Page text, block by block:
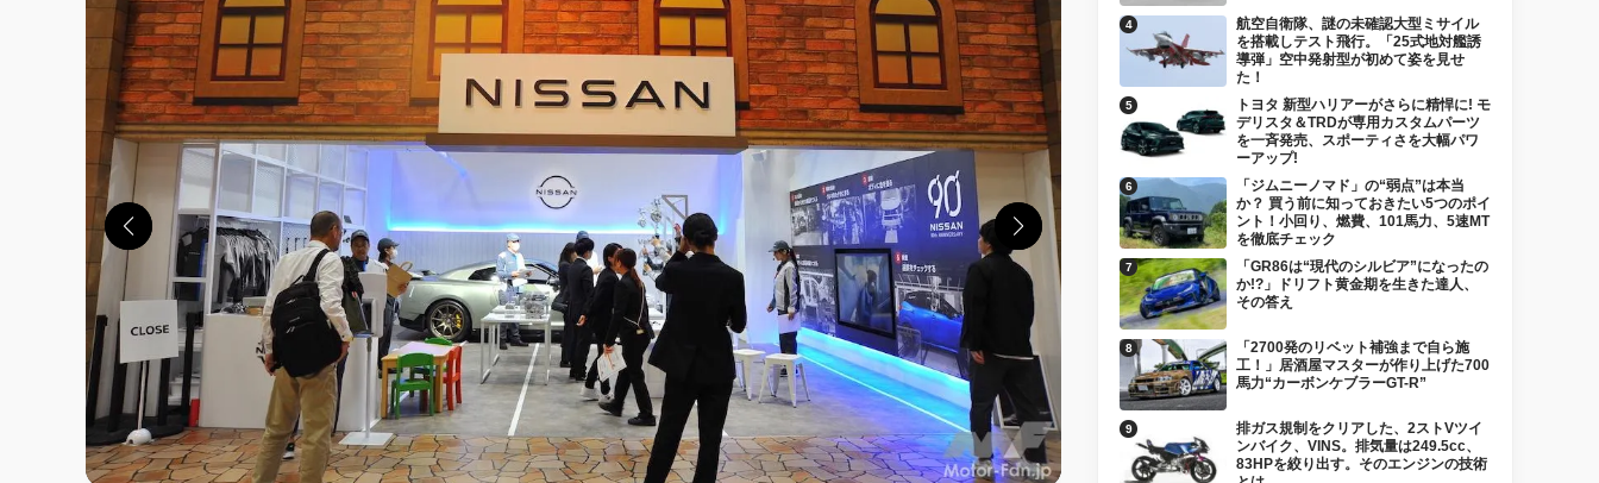
航空自衛隊、謎の未確認大型ミサイル
を搭載しテスト飛行。「25式地対艦誘
導弾」空中発射型が初めて姿を見せ
た！
トヨタ 新型ハリアーがさらに精悍に! モ
デリスタ＆TRDが専用カスタムパーツ
を一斉発売、スポーティさを大幅パワ
ーアップ!
「ジムニーノマド」の“弱点”は本当
か？ 買う前に知っておきたい5つのポイ
ント！小回り、燃費、101馬力、5速MT
を徹底チェック
「GR86は“現代のシルビア”になったの
か!?」ドリフト黄金期を生きた達人、
その答え
「2700発のリベット補強まで自ら施
工！」居酒屋マスターが作り上げた700
馬力“カーボンケブラーGT-R”
排ガス規制をクリアした、2ストVツイ
ンバイク、VINS。排気量は249.5cc、
83HPを絞り出す。そのエンジンの技術